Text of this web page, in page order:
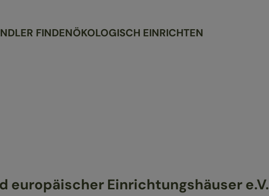
FINDENÖKOLOGISCH EINRICHTEN
europäischer Einrichtungshäuser e.V.